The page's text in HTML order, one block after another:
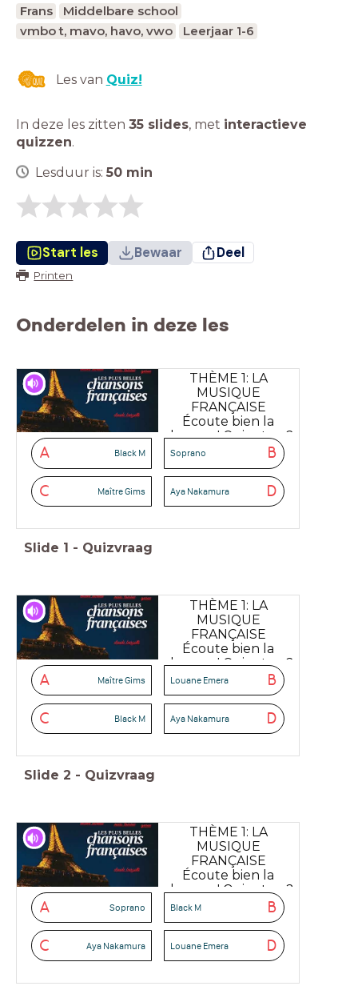
Frans
Middelbare school
vmbo t, mavo, havo, vwo
Leerjaar 1-6
Les van Quiz!
In deze les zitten 35 slides, met interactieve
quizzen.
Lesduur is: 50 min
Start les Bewaar Deel
Printen
Onderdelen in deze les
THÈME 1: LA
MUSIQUE
FRANÇAISE
Écoute bien la
chanson! Qui est-ce?
A Black M B
Soprano
C Maître Gims D
Aya Nakamura
Slide 1 - Quizvraag
THÈME 1: LA
MUSIQUE
FRANÇAISE
Écoute bien la
chanson! Qui est-ce?
A Maître Gims B
Louane Emera
C Black M D
Aya Nakamura
Slide 2 - Quizvraag
THÈME 1: LA
MUSIQUE
FRANÇAISE
Écoute bien la
chanson! Qui est-ce?
A Soprano B
Black M
C Aya Nakamura D
Louane Emera